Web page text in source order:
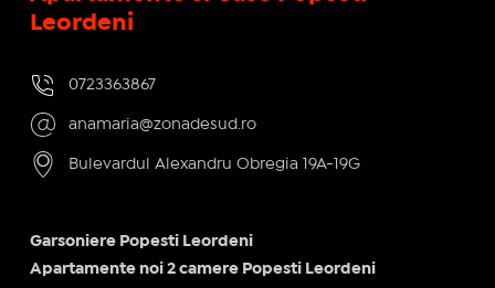
Leordeni
0723363867
anamaria@zonadesud.ro
Bulevardul Alexandru Obregia 19A-19G
Garsoniere Popesti Leordeni
Apartamente noi 2 camere Popesti Leordeni